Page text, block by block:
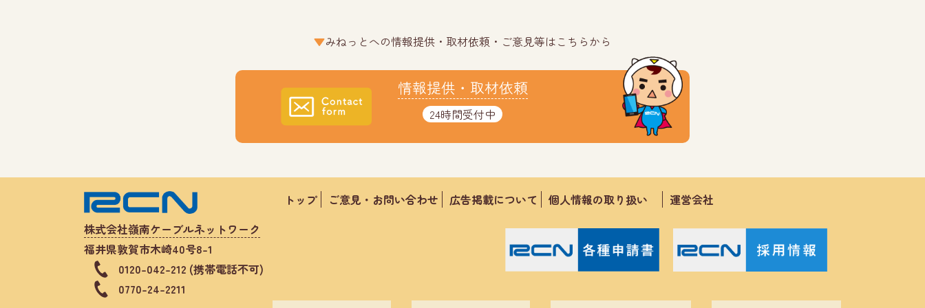
みねっとへの情報提供・取材依頼・ご意見等はこちらから
情報提供・取材依頼
24時間受付中
株式会社嶺南ケーブルネットワーク
福井県敦賀市木崎40号8-1
0120-042-212 (携帯電話不可)
0770-24-2211
トップ ご意見・お問い合わせ 広告掲載について 個人情報の取り扱い 運営会社